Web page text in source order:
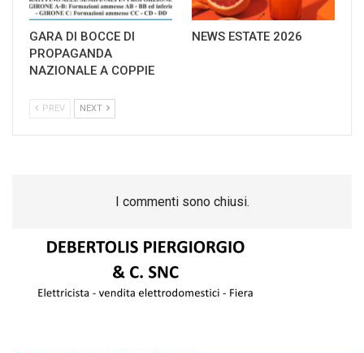
GARA DI BOCCE DI
PROPAGANDA
NAZIONALE A COPPIE
NEWS ESTATE 2026
PREV NEXT
I commenti sono chiusi.